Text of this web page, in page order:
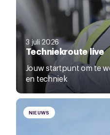
3 juli 2026
Techniekroute live
Jouw startpunt om te
en techniek
NIEUWS